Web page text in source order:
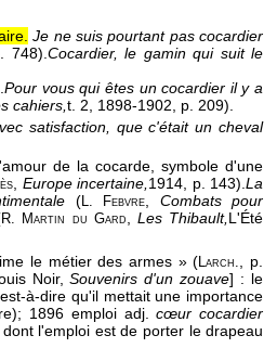
Je ne suis pourtant pas cocardier
748). Cocardier, le gamin qui suit le
Pour vous qui êtes un cocardier il y a
cahiers, t. 2 , 1898-1902 , p. 209).
satisfaction, que c'était un cheval
de la cocarde, symbole d'une
Europe incertaine, 1914 , p. 143).La
(L. Febvre
Combats pour
R. Martin du Gard Les Thibault, L'Été
le métier des armes » (Larch.
, p.
Noir,Souvenirs d'un zouave] : le
à-dire qu'il mettait une importance
1896 emploi adj.cœur cocardier
l'emploi est de porter le drapeau